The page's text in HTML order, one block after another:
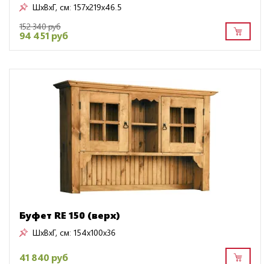
ШxВxГ, см: 157x219x46.5
152 340 руб
94 451 руб
Буфет RE 150 (верх)
ШxВxГ, см: 154x100x36
41 840 руб